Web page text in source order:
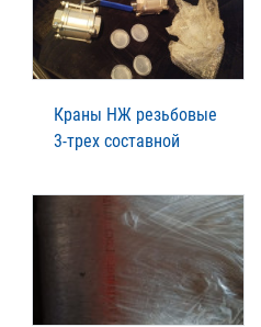
Краны НЖ резьбовые
3-трех составной